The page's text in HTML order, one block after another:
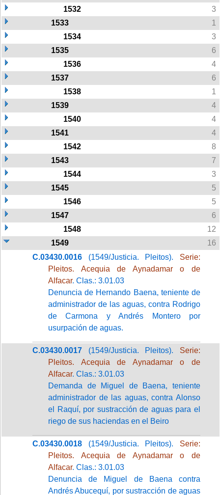
1532
3
1533
1
1534
3
1535
6
1536
4
1537
6
1538
1
1539
4
1540
4
1541
4
1542
8
1543
7
1544
3
1545
5
1546
5
1547
6
1548
12
1549
16
C.03430.0016 (1549/Justicia. Pleitos). Serie:
Pleitos. Acequia de Aynadamar o de
Alfacar. Clas.: 3.01.03
Denuncia de Hernando Baena, teniente de
administrador de las aguas, contra Rodrigo
de Carmona y Andrés Montero por
usurpación de aguas.
C.03430.0017 (1549/Justicia. Pleitos). Serie:
Pleitos. Acequia de Aynadamar o de
Alfacar. Clas.: 3.01.03
Demanda de Miguel de Baena, teniente
administrador de las aguas, contra Alonso
el Raquí, por sustracción de aguas para el
riego de sus haciendas en el Beiro
C.03430.0018 (1549/Justicia. Pleitos). Serie:
Pleitos. Acequia de Aynadamar o de
Alfacar. Clas.: 3.01.03
Denuncia de Miguel de Baena contra
Andrés Abucequí, por sustracción de aguas